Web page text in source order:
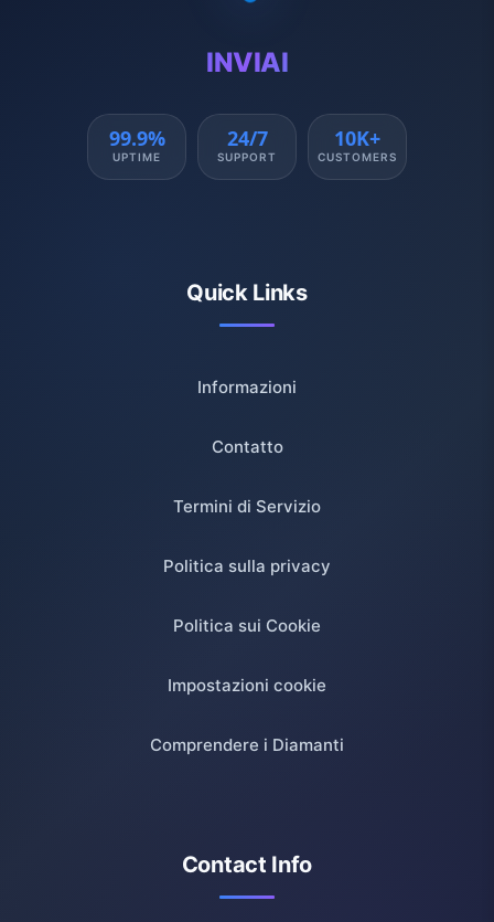
INVIAI
99.9%
UPTIME
24/7
SUPPORT
10K+
CUSTOMERS
Quick Links
Informazioni
Contatto
Termini di Servizio
Politica sulla privacy
Politica sui Cookie
Impostazioni cookie
Comprendere i Diamanti
Contact Info